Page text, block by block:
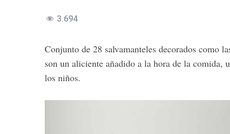
3.694
Conjunto de 28 salvamanteles decorados como
son un aliciente añadido a la hora de la comida,
los niños.